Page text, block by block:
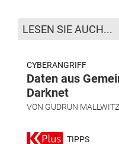
LESEN SIE AUCH...
CYBERANGRIFF
Daten aus
Darknet
VON GUDRUN MALLWITZ
TIPPS